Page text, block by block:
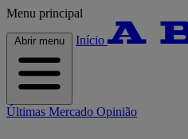
Menu principal
Abrir menu Início
Últimas Mercado Opinião